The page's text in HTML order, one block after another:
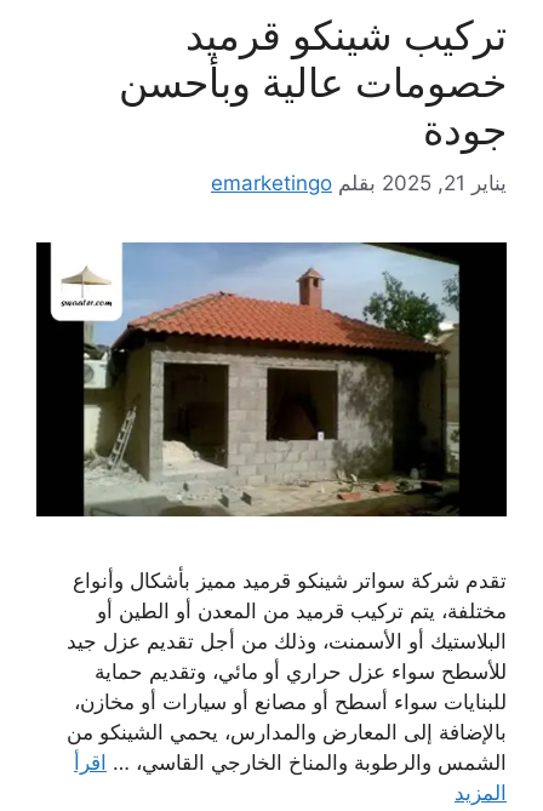
تركيب شينكو قرميد
خصومات عالية وبأحسن
جودة
يناير 21, 2025 بقلم emarketingo
تقدم شركة سواتر شينكو قرميد مميز بأشكال وأنواع
مختلفة، يتم تركيب قرميد من المعدن أو الطين أو
البلاستيك أو الأسمنت، وذلك من أجل تقديم عزل جيد
للأسطح سواء عزل حراري أو مائي، وتقديم حماية
للبنايات سواء أسطح أو مصانع أو سيارات أو مخازن،
بالإضافة إلى المعارض والمدارس، يحمي الشينكو من
الشمس والرطوبة والمناخ الخارجي القاسي، … اقرأ
المزيد